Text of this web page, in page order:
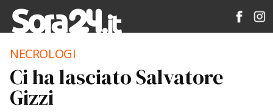
NECROLOGI
Ci ha lasciato Salvatore
Gizzi